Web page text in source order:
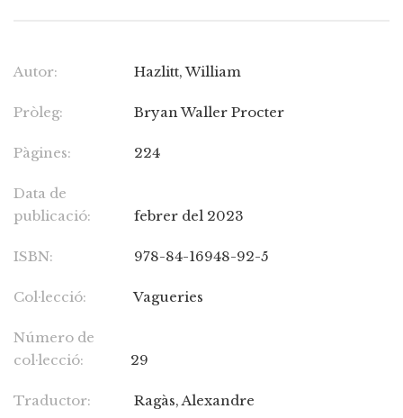
Autor: Hazlitt, William
Pròleg: Bryan Waller Procter
Pàgines: 224
Data de
publicació:
febrer del 2023
ISBN: 978-84-16948-92-5
Col·lecció: Vagueries
Número de
col·lecció:
29
Traductor: Ragàs, Alexandre